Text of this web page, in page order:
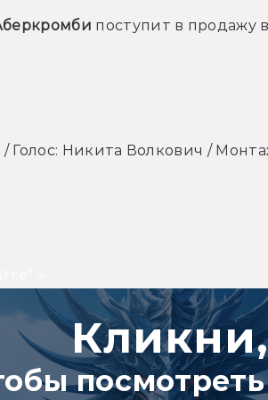
поступит в продажу
/ Голос: Никита Волкович /
Кликни,